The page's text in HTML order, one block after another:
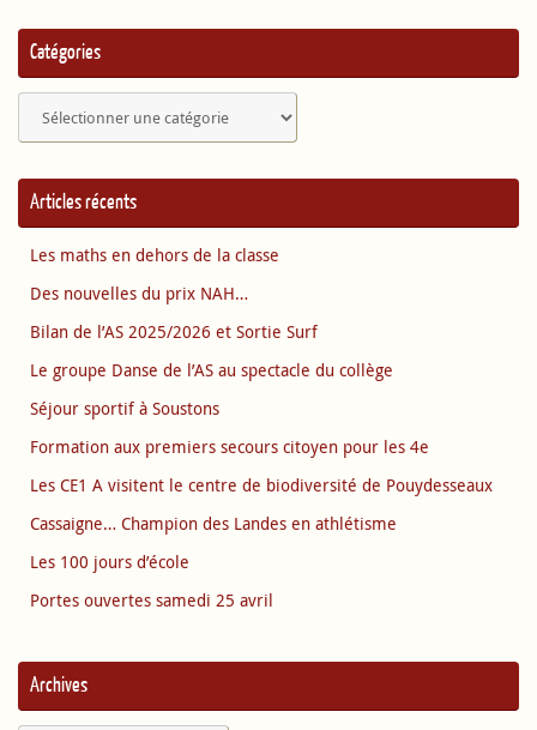
Catégories
Articles récents
Les maths en dehors de la classe
Des nouvelles du prix NAH…
Bilan de l’AS 2025/2026 et Sortie Surf
Le groupe Danse de l’AS au spectacle du collège
Séjour sportif à Soustons
Formation aux premiers secours citoyen pour les 4e
Les CE1 A visitent le centre de biodiversité de Pouydesseaux
Cassaigne… Champion des Landes en athlétisme
Les 100 jours d’école
Portes ouvertes samedi 25 avril
Archives